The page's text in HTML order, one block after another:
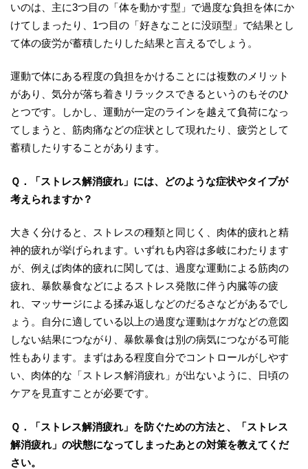
いのは、主に3つ目の「体を動かす型」で過度な負担を体にか
けてしまったり、1つ目の「好きなことに没頭型」で結果とし
て体の疲労が蓄積したりした結果と言えるでしょう。
運動で体にある程度の負担をかけることには複数のメリット
があり、気分が落ち着きリラックスできるというのもそのひ
とつです。しかし、運動が一定のラインを越えて負荷になっ
てしまうと、筋肉痛などの症状として現れたり、疲労として
蓄積したりすることがあります。
Ｑ．「ストレス解消疲れ」には、どのような症状やタイプが
考えられますか？
大きく分けると、ストレスの種類と同じく、肉体的疲れと精
神的疲れが挙げられます。いずれも内容は多岐にわたります
が、例えば肉体的疲れに関しては、過度な運動による筋肉の
疲れ、暴飲暴食などによるストレス発散に伴う内臓等の疲
れ、マッサージによる揉み返しなどのだるさなどがあるでし
ょう。自分に適している以上の過度な運動はケガなどの意図
しない結果につながり、暴飲暴食は別の病気につながる可能
性もあります。まずはある程度自分でコントロールがしやす
い、肉体的な「ストレス解消疲れ」が出ないように、日頃の
ケアを見直すことが必要です。
Ｑ．「ストレス解消疲れ」を防ぐための方法と、「ストレス
解消疲れ」の状態になってしまったあとの対策を教えてくだ
さい。